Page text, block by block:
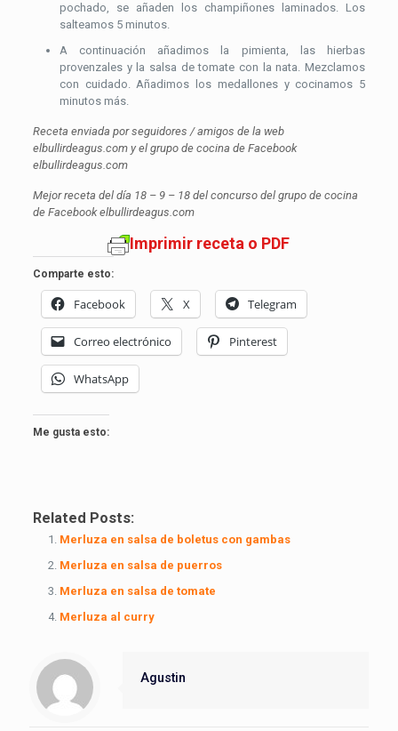
pochado, se añaden los champiñones laminados. Los
salteamos 5 minutos.
A continuación añadimos la pimienta, las hierbas
provenzales y la salsa de tomate con la nata. Mezclamos
con cuidado. Añadimos los medallones y cocinamos 5
minutos más.
Receta enviada por seguidores / amigos de la web
elbullirdeagus.com y el grupo de cocina de Facebook
elbullirdeagus.com
Mejor receta del día 18 – 9 – 18 del concurso del grupo de cocina
de Facebook elbullirdeagus.com
Imprimir receta o PDF
Comparte esto:
Facebook X Telegram
Correo electrónico Pinterest
WhatsApp
Me gusta esto:
Related Posts:
Merluza en salsa de boletus con gambas
Merluza en salsa de puerros
Merluza en salsa de tomate
Merluza al curry
Agustin